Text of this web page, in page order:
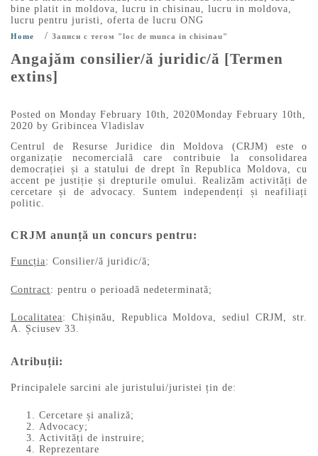
bine platit in moldova, lucru in chisinau, lucru in moldova,
lucru pentru juristi, oferta de lucru ONG
Home / Записи с тегом "loc de munca in chisinau"
Angajăm consilier/ă juridic/ă [Termen
extins]
Posted on Monday February 10th, 2020Monday February 10th,
2020 by Gribincea Vladislav
Centrul de Resurse Juridice din Moldova (CRJM) este o
organizație necomercială care contribuie la consolidarea
democrației și a statului de drept în Republica Moldova, cu
accent pe justiție și drepturile omului. Realizăm activități de
cercetare și de advocacy. Suntem independenți și neafiliați
politic.
CRJM anunță un concurs pentru:
Funcția: Consilier/ă juridic/ă;
Contract: pentru o perioadă nedeterminată;
Localitatea: Chișinău, Republica Moldova, sediul CRJM, str.
A. Șciusev 33.
Atribuții:
Principalele sarcini ale juristului/juristei țin de:
Cercetare și analiză;
Advocacy;
Activități de instruire;
Reprezentare